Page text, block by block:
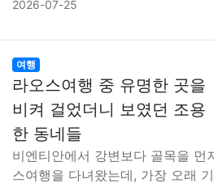
2026-07-25
여행
라오스여행 중 유명한 곳을
비켜 걸었더니 보였던 조용
한 동네들
비엔티안에서 강변보다 골목을 먼
스여행을 다녀왔는데, 가장 오래